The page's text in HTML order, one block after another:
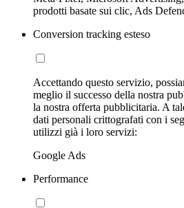
prodotti basate sui clic, Ads
Conversion tracking esteso
Accettando questo servizio,
meglio il successo della nostra
la nostra offerta pubblicitaria. A
dati personali crittografati con i
utilizzi già i loro servizi:
Google Ads
Performance